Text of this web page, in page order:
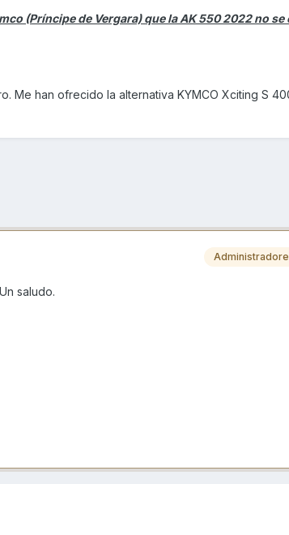
(Príncipe de Vergara) que la AK 550 2022 no se
Me han ofrecido la alternativa KYMCO Xciting S
saludo.